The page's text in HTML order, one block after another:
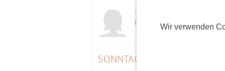
Wir verwenden
Initiatorin
Elisa 2 (70)
SONNTAG Badminton Flat 10